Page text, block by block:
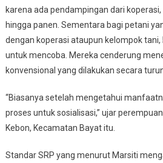
karena ada pendampingan dari
hingga panen. Sementara bagi petani
dengan koperasi ataupun kelompok
untuk mencoba. Mereka cenderung
konvensional yang dilakukan secara
“Biasanya setelah mengetahui
proses untuk sosialisasi,” ujar
Kebon, Kecamatan Bayat itu.
Standar SRP yang menurut Marsiti